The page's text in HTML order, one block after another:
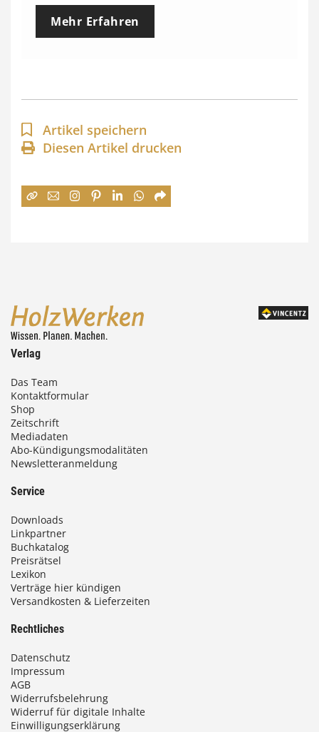
e
p
a
n
e
0
€
Mehr Erfahren
Artikel speichern
Diesen Artikel drucken
Verlag
Das Team
Kontaktformular
Shop
Zeitschrift
Mediadaten
Abo-Kündigungsmodalitäten
Newsletteranmeldung
Service
Downloads
Linkpartner
Buchkatalog
Preisrätsel
Lexikon
Verträge hier kündigen
Versandkosten & Lieferzeiten
Rechtliches
Datenschutz
Impressum
AGB
Widerrufsbelehrung
Widerruf für digitale Inhalte
Einwilligungserklärung